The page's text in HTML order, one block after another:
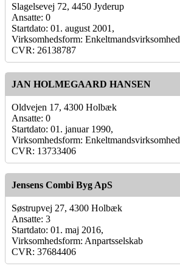
Slagelsevej 72, 4450 Jyderup
Ansatte: 0
Startdato: 01. august 2001,
Virksomhedsform: Enkeltmandsvirksomhed
CVR: 26138787
JAN HOLMEGAARD HANSEN
Oldvejen 17, 4300 Holbæk
Ansatte: 0
Startdato: 01. januar 1990,
Virksomhedsform: Enkeltmandsvirksomhed
CVR: 13733406
Jensens Combi Byg ApS
Søstrupvej 27, 4300 Holbæk
Ansatte: 3
Startdato: 01. maj 2016,
Virksomhedsform: Anpartsselskab
CVR: 37684406